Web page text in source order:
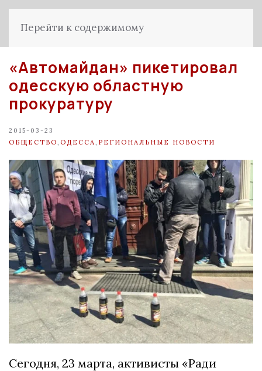
Перейти к содержимому
«Автомайдан» пикетировал
одесскую областную
прокуратуру
2015-03-23
ОБЩЕСТВО ОДЕССА РЕГИОНАЛЬНЫЕ НОВОСТИ
Сегодня, 23 марта, активисты «Ради